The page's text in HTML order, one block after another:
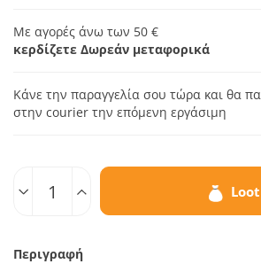
Με αγορές άνω των 50 €
κερδίζετε Δωρεάν μεταφορικά
Κάνε την παραγγελία σου τώρα και θα
στην courier την επόμενη εργάσιμη
Περιγραφή